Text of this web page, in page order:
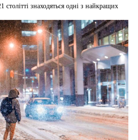
столітті знаходяться одні з найкращих